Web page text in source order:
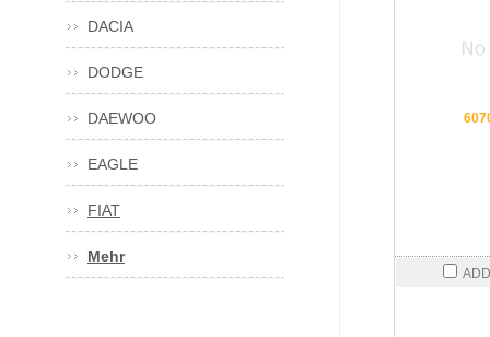
DACIA
DODGE
DAEWOO
EAGLE
FIAT
Mehr